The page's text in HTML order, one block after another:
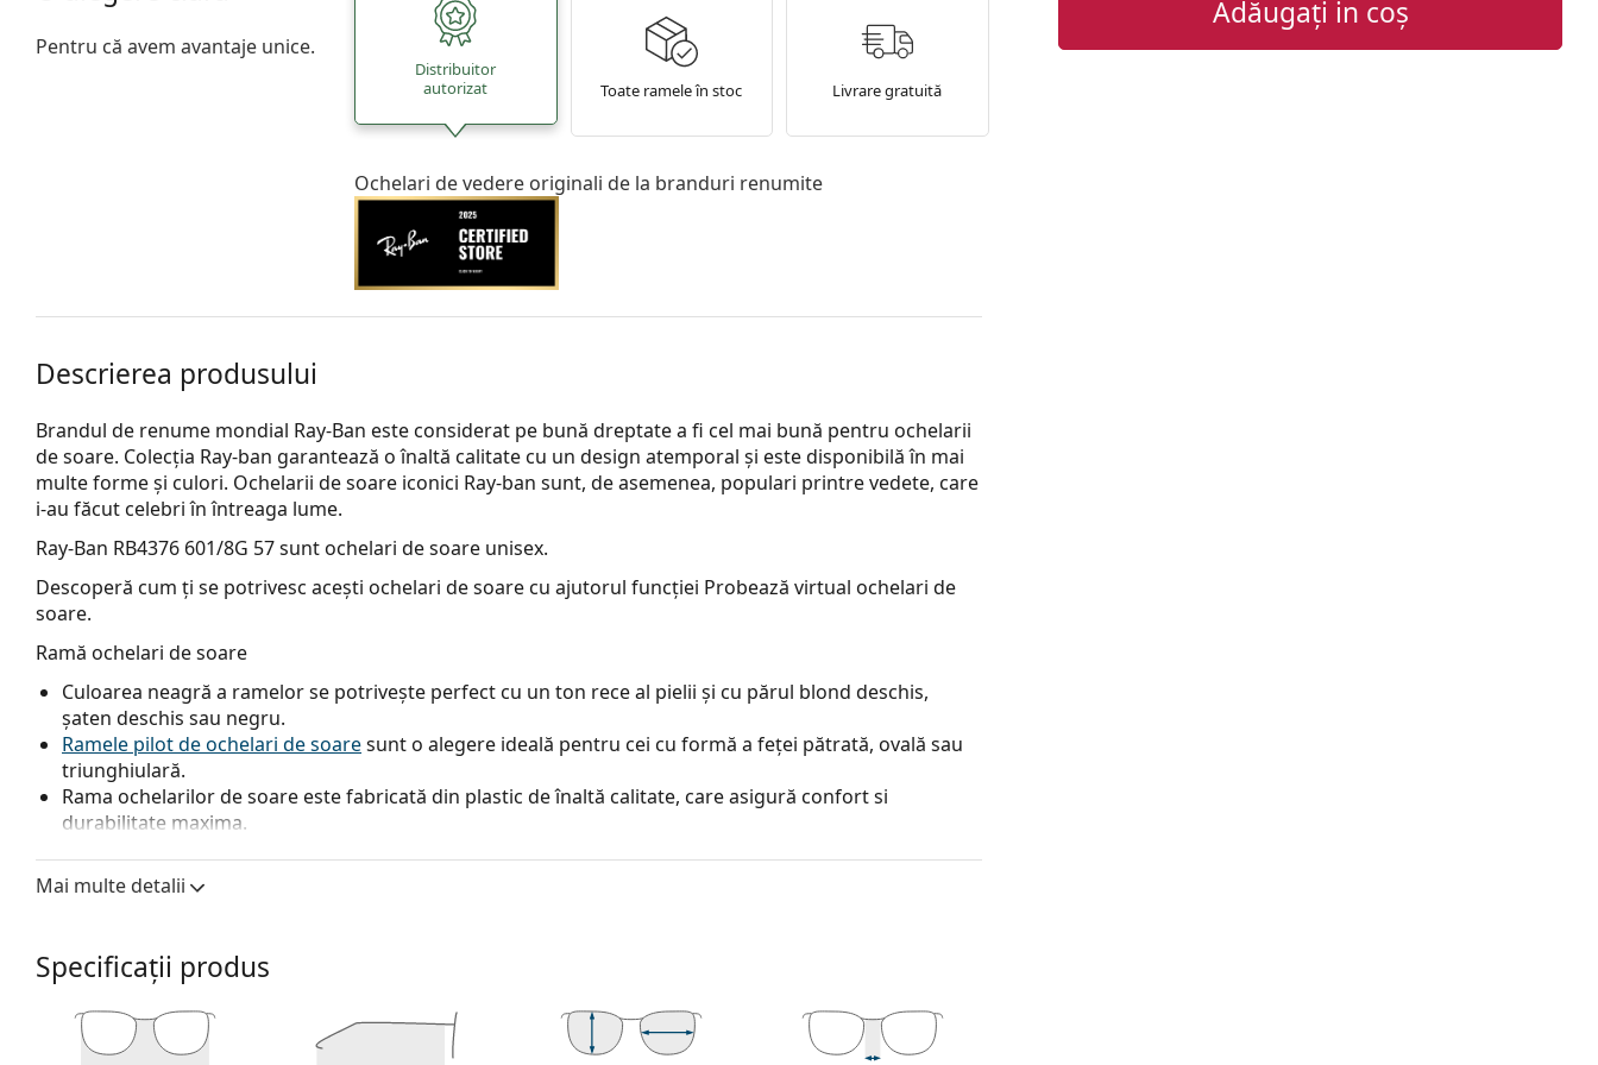
Adăugați in coș
Pentru că avem avantaje unice.
Distribuitor
autorizat
Toate ramele în stoc Livrare gratuită
Ochelari de vedere originali de la branduri renumite
Descrierea produsului
Brandul de renume mondial Ray-Ban este considerat pe bună dreptate a fi cel mai bună pentru ochelarii
de soare. Colecția Ray-ban garantează o înaltă calitate cu un design atemporal și este disponibilă în mai
multe forme și culori. Ochelarii de soare iconici Ray-ban sunt, de asemenea, populari printre vedete, care
i-au făcut celebri în întreaga lume.
Ray-Ban RB4376 601/8G 57sunt ochelari de soare unisex.
Descoperă cum ți se potrivesc acești ochelari de soare cu ajutorul funcției Probează virtual ochelari de
soare.
Ramă ochelari de soare
Culoarea neagră a ramelor se potrivește perfect cu un ton rece al pielii și cu părul blond deschis,
șaten deschis sau negru.
Ramele pilot de ochelari de soaresunt o alegere ideală pentru cei cu formă a feței pătrată, ovală sau
triunghiulară.
Rama ochelarilor de soare este fabricată din plastic de înaltă calitate, care asigură confort si
durabilitate maxima.
Lentile ochelari de soare
Lentilele gri reduc intensitatea luminii fără a afecta contrastul sau a distorsiona culorile.
nuanța cea mai deschisă. Cea mai închisă nuanță din partea de sus permite filtrarea luminii solare
directe, iar cea mai deschisă din partea de jos asigură o vizibilitate suficientă. Acest tratament al
lentilelor asigură o mai bună orientare în spațiu și este ideal pentru șoferi, de exemplu, deoarece
permite o vedere mai clară în partea de jos a lentilelor, reducând în același timp strălucirea din partea
superioară.
Mai multe detalii
Specificații produs